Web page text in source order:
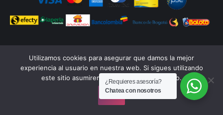
Quántica © Todos los derechos reservados 2018 /
Diseño por: Mouse Interactivo
¿Requieres asesoría?
Chatea con nosotros
Utilizamos cookies para asegurar que damos la mejor
experiencia al usuario en nuestra web. Si sigues utilizando
este sitio asumiremos que estás de acuerdo.